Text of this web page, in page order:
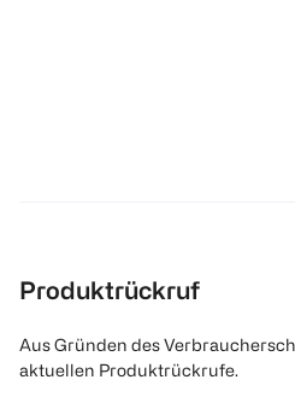
Produktrückruf
Aus Gründen des
aktuellen Produktrückrufe.